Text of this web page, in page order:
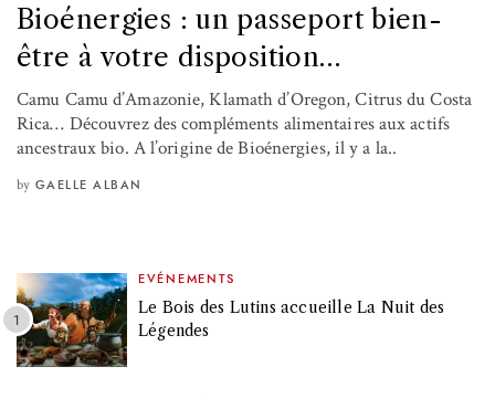
Bioénergies : un passeport bien-
être à votre disposition…
Camu Camu d’Amazonie, Klamath d’Oregon, Citrus du Costa
Rica… Découvrez des compléments alimentaires aux actifs
ancestraux bio. A l’origine de Bioénergies, il y a la..
by GAELLE ALBAN
EVÉNEMENTS
Le Bois des Lutins accueille La Nuit des
Légendes